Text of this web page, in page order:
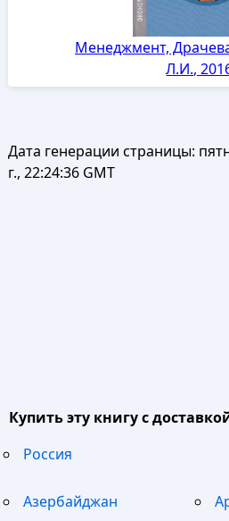
Менеджмент,
Л.И.,
Дата генерации страницы:
г., 22:24:36 GMT
Купить эту книгу с
Россия
Азербайджан